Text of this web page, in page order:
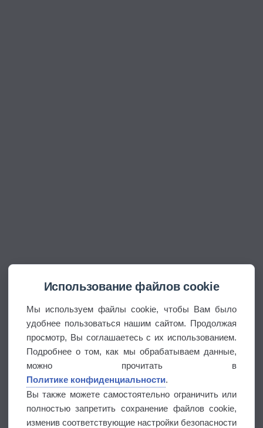
Использование файлов cookie
Мы используем файлы cookie, чтобы Вам было
удобнее пользоваться нашим сайтом. Продолжая
просмотр, Вы соглашаетесь с их использованием.
Подробнее о том, как мы обрабатываем данные,
можно прочитать в
Политике конфиденциальности.
Вы также можете самостоятельно ограничить или
полностью запретить сохранение файлов cookie,
изменив соответствующие настройки безопасности